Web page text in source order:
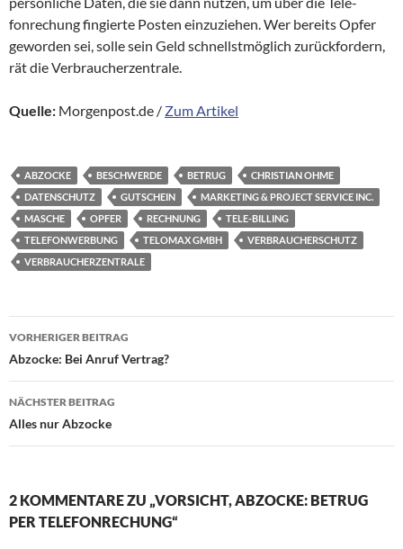
fonrechung fingierte Posten einzuziehen. Wer bereits Opfer
geworden sei, solle sein Geld schnellstmöglich zurückfordern,
rät die Verbraucherzentrale.
Quelle: Morgenpost.de / Zum Artikel
ABZOCKE BESCHWERDE BETRUG
CHRISTIAN OHME
DATENSCHUTZ
GUTSCHEIN
MARKETING & PROJECT SERVICE INC.
MASCHE
OPFER RECHNUNG
TELE-BILLING
TELEFONWERBUNG
TELOMAX GMBH
VERBRAUCHERSCHUTZ
VERBRAUCHERZENTRALE
Beitragsnavigation
VORHERIGER BEITRAG
Abzocke: Bei Anruf Vertrag?
NÄCHSTER BEITRAG
Alles nur Abzocke
2 KOMMENTARE ZU „VORSICHT, ABZOCKE: BETRUG
PER TELEFONRECHUNG“